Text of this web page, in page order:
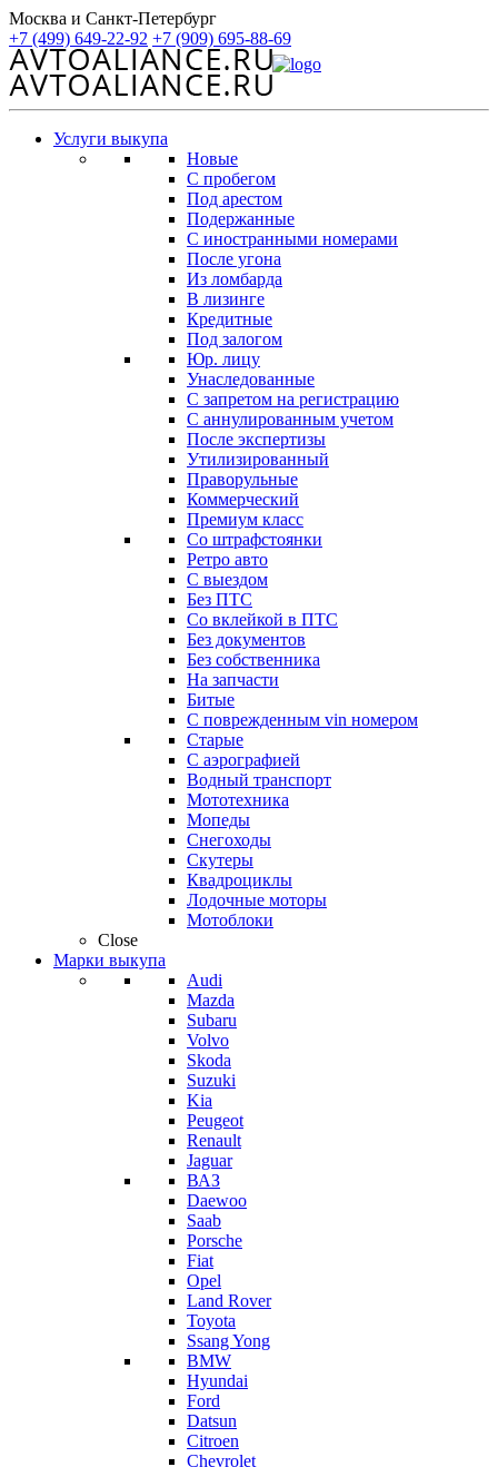
Москва и Санкт-Петербург
+7 (499) 649-22-92 +7 (909) 695-88-69
Услуги выкупа
Новые
С пробегом
Под арестом
Подержанные
С иностранными номерами
После угона
Из ломбарда
В лизинге
Кредитные
Под залогом
Юр. лицу
Унаследованные
С запретом на регистрацию
С аннулированным учетом
После экспертизы
Утилизированный
Праворульные
Коммерческий
Премиум класс
Со штрафстоянки
Ретро авто
С выездом
Без ПТС
Со вклейкой в ПТС
Без документов
Без собственника
На запчасти
Битые
С поврежденным vin номером
Старые
С аэрографией
Водный транспорт
Мототехника
Мопеды
Снегоходы
Скутеры
Квадроциклы
Лодочные моторы
Мотоблоки
Close
Марки выкупа
Audi
Mazda
Subaru
Volvo
Skoda
Suzuki
Kia
Peugeot
Renault
Jaguar
ВАЗ
Daewoo
Saab
Porsche
Fiat
Opel
Land Rover
Toyota
Ssang Yong
BMW
Hyundai
Ford
Datsun
Citroen
Chevrolet